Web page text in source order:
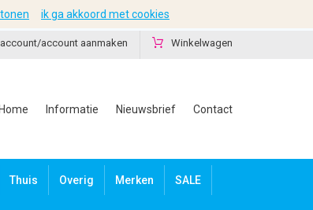
account aanmaken Winkelwagen
Informatie Nieuwsbrief Contact
Thuis Overig Merken SALE
ik ga akkoord met cookies